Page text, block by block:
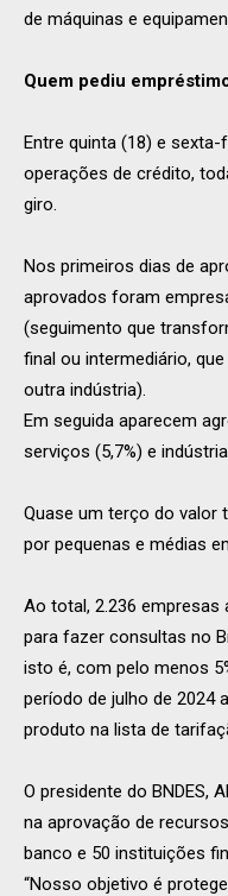
de máquinas e
Quem pediu
Entre quinta (18) e
operações de crédito,
giro.
Nos primeiros dias de
aprovados foram
(seguimento que
final ou intermediário,
outra indústria).
Em seguida aparecem
serviços (5,7%) e
Quase um terço do valor
por pequenas e médias
Ao total, 2.236 empresas
para fazer consultas no
isto é, com pelo menos
período de julho de 2024
produto na lista de
O presidente do BNDES,
na aprovação de
banco e 50 instituições
“Nosso objetivo é